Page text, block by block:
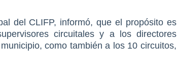
del CLIFP, informó, que el propósito es
circuitales y a los directores
como también a los 10 circuitos,